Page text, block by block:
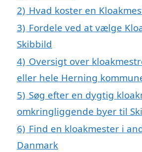
2) Hvad koster en
3) Fordele ved at vælge
Skibbild
4) Oversigt over
eller hele Herning
5) Søg efter en dygtig
omkringliggende byer til
6) Find en kloakmester i
Danmark